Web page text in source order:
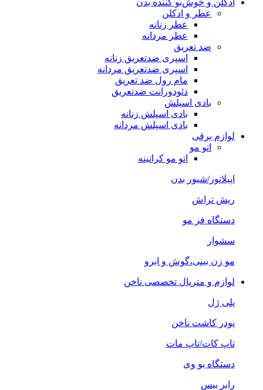
ادکلن و خوش‌بو کننده بدن
عطر و ادکلن
عطر زنانه
عطر مردانه
ضد تعریق
اسپری ضدتعریق زنانه
اسپری ضدتعریق مردانه
مام رول ضد تعریق
دئودورانت ضدتعریق
بادی اسپلش
بادی اسپلش زنانه
بادی اسپلش مردانه
لوازم برقی
اتو مو
اتو مو کراتینه
اپیلاتور/شیور بدن
ریش تراش
دستگاه فر مو
سشوار
مو زن بینی،گوش و ابرو
لوازم و متریال تخصصی ناخن
پلی ژل
پودر کاشت ناخن
تاپ کات/تاپ مات
دستگاه یو وی
رابر بیس